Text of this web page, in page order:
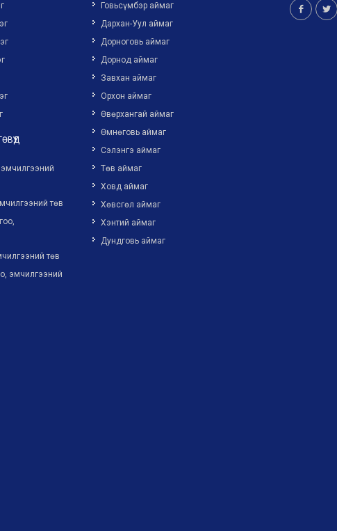
төв
төв
эмчилгээний
Говьсүмбэр аймаг
Дархан-Уул аймаг
Дорноговь аймаг
Дорнод аймаг
Завхан аймаг
Орхон аймаг
Өвөрхангай аймаг
Өмнөговь аймаг
Сэлэнгэ аймаг
Төв аймаг
Ховд аймаг
Хөвсгөл аймаг
Хэнтий аймаг
Дундговь аймаг